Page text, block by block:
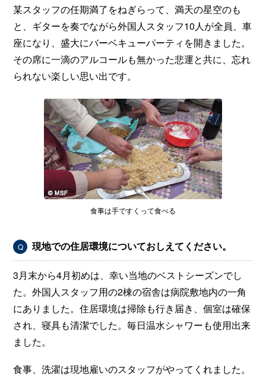
食事は手ですくって食べる
某スタッフの任期満了をねぎらって、満天の星空のも
と、ギターを奏でながら外国人スタッフ10人が全員、車
座になり、盛大にバーベキューパーティを開きました。
その席に一滴のアルコールも無かった悲運と共に、忘れ
られない楽しい思い出です。
Q 現地での住居環境についておしえてください。
3月末から4月初めは、幸い当地のベストシーズンでし
た。外国人スタッフ用の2棟の宿舎は病院敷地内の一角
にありました。住居環境は掃除も行き届き、個室は確保
され、寝具も清潔でした。毎日温水シャワーも使用出来
ました。
食事、洗濯は現地雇いのスタッフがやってくれました。